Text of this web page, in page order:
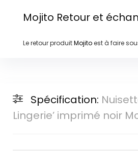
Mojito Retour et
Le retour produitMojitoest à faire
Spécification:
Lingerie’ imprimé noir